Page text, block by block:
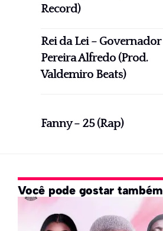
Record)
Rei da Lei – Governador
Pereira Alfredo (Prod.
Valdemiro Beats)
Fanny – 25 (Rap)
Você pode gostar também